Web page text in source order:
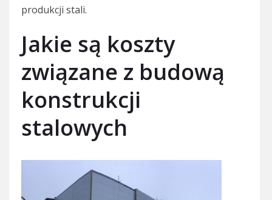
produkcji stali.
Jakie są koszty
związane z budową
konstrukcji
stalowych